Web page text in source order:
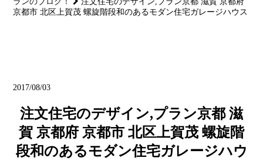
京都市 北区上賀茂 螺旋階段和のあるモダン住宅ガレージハウス
2017/08/03
注文住宅のデザイン,プラン京都 滋
賀 京都府 京都市 北区上賀茂 螺旋階
段和のあるモダン住宅ガレージハウ